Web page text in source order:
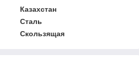
Казахстан
Сталь
Скользящая